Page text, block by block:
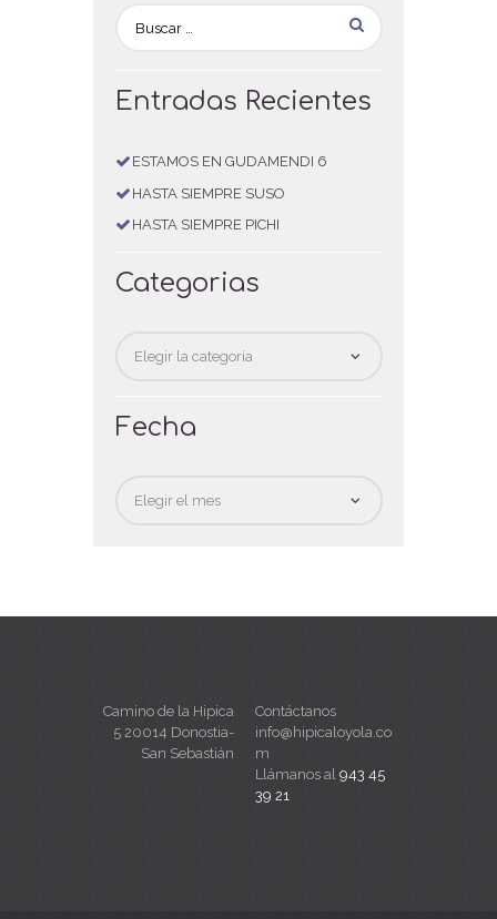
Entradas Recientes
ESTAMOS EN GUDAMENDI 6
HASTA SIEMPRE SUSO
HASTA SIEMPRE PICHI
Categorias
Fecha
Camino de la Hipica
5 20014 Donostia-
San Sebastián
Contáctanos
info@hipicaloyola.co
m
Llámanos al 943 45
39 21